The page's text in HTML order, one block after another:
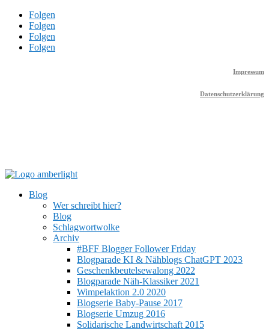
Folgen
Folgen
Folgen
Folgen
Impressum
Datenschutzerklärung
Blog
Wer schreibt hier?
Blog
Schlagwortwolke
Archiv
#BFF Blogger Follower Friday
Blogparade KI & Nähblogs ChatGPT 2023
Geschenkbeutelsewalong 2022
Blogparade Näh-Klassiker 2021
Wimpelaktion 2.0 2020
Blogserie Baby-Pause 2017
Blogserie Umzug 2016
Solidarische Landwirtschaft 2015